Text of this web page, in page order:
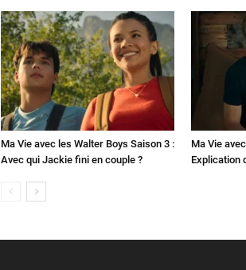
Ma Vie avec les Walter Boys Saison 3 :
Avec qui Jackie fini en couple ?
Ma Vie
Explication